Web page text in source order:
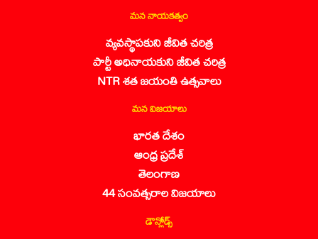
మన నాయకత్వం
వ్యవస్థాపకుని జీవిత చరిత్ర
పార్టీ అధినాయకుని జీవిత చరిత్ర
NTR శత జయంతి ఉత్సవాలు
మన విజయాలు
భారత దేశం
ఆంధ్ర ప్రదేశ్
తెలంగాణ
44 సంవత్సరాల విజయాలు
డౌన్లోడ్స్